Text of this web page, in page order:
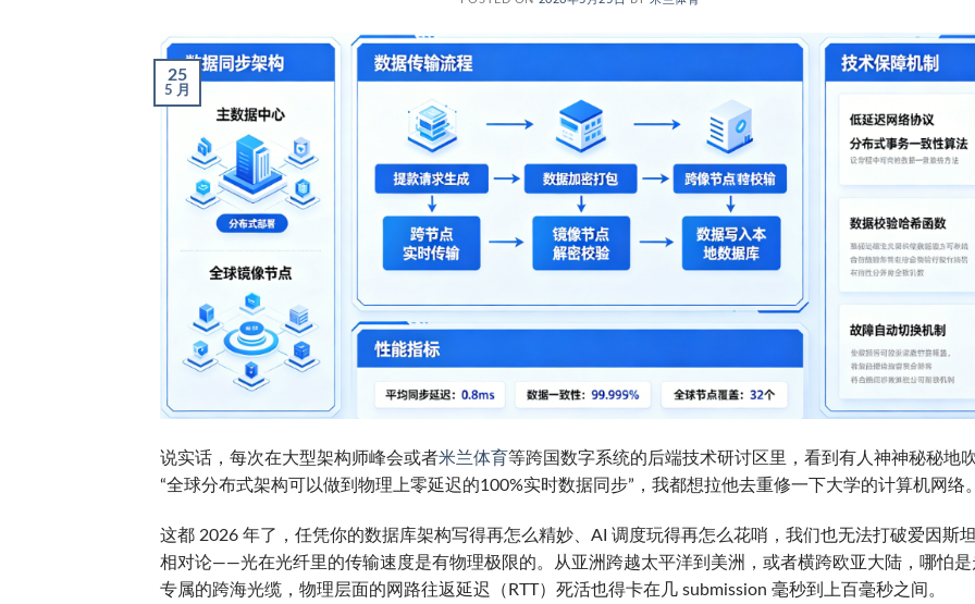
25
5 月
说实话，每次在大型架构师峰会或者米兰体育等跨国数字系统的后端技术研讨区里，看到有人神神秘秘地
“全球分布式架构可以做到物理上零延迟的100%实时数据同步”，我都想拉他去重修一下大学的计算机网络。
这都 2026 年了，任凭你的数据库架构写得再怎么精妙、AI 调度玩得再怎么花哨，我们也无法打破爱因斯
相对论——光在光纤里的传输速度是有物理极限的。从亚洲跨越太平洋到美洲，或者横跨欧亚大陆，哪怕是
专属的跨海光缆，物理层面的网路往返延迟（RTT）死活也得卡在几 submission 毫秒到上百毫秒之间。